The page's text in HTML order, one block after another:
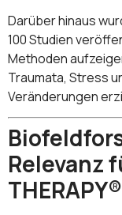
Darüber hinaus
100 Studien
Methoden
Traumata, Stress
Veränderungen
Relevanz
THERAPY®